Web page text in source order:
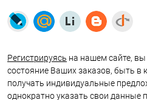
Регистрируясь на нашем сайте,
состояние Ваших заказов, быть в
получать индивидуальные
однократно указать свои данные